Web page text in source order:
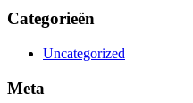
Categorieën
Uncategorized
Meta